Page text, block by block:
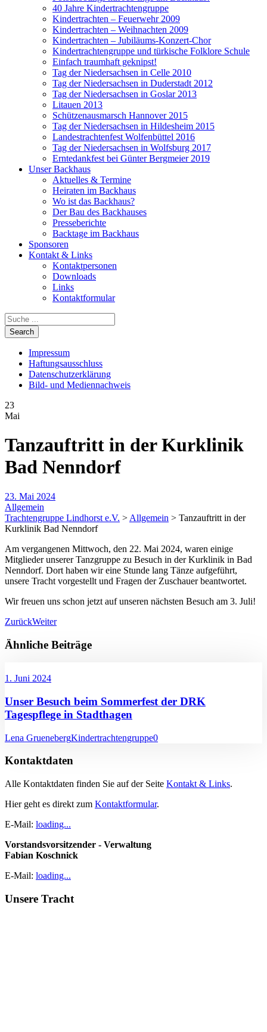
40 Jahre Kindertrachtengruppe
Kindertrachten – Feuerwehr 2009
Kindertrachten – Weihnachten 2009
Kindertrachten – Jubiläums-Konzert-Chor
Kindertrachtengruppe und türkische Folklore Schule
Einfach traumhaft geknipst!
Tag der Niedersachsen in Celle 2010
Tag der Niedersachsen in Duderstadt 2012
Tag der Niedersachsen in Goslar 2013
Litauen 2013
Schützenausmarsch Hannover 2015
Tag der Niedersachsen in Hildesheim 2015
Landestrachtenfest Wolfenbüttel 2016
Tag der Niedersachsen in Wolfsburg 2017
Erntedankfest bei Günter Bergmeier 2019
Unser Backhaus
Aktuelles & Termine
Heiraten im Backhaus
Wo ist das Backhaus?
Der Bau des Backhauses
Presseberichte
Backtage im Backhaus
Sponsoren
Kontakt & Links
Kontaktpersonen
Downloads
Links
Kontaktformular
Impressum
Haftungsausschluss
Datenschutzerklärung
Bild- und Mediennachweis
23
Mai
Tanzauftritt in der Kurklinik
Bad Nenndorf
23. Mai 2024
Allgemein
Trachtengruppe Lindhorst e.V. > Allgemein > Tanzauftritt in der
Kurklinik Bad Nenndorf
Am vergangenen Mittwoch, den 22. Mai 2024, waren einige
Mitglieder unserer Tanzgruppe zu Besuch in der Kurklinik in Bad
Nenndorf. Dort haben wir eine Stunde lang Tänze aufgeführt,
unsere Tracht vorgestellt und Fragen der Zuschauer beantwortet.
Wir freuen uns schon jetzt auf unseren nächsten Besuch am 3. Juli!
ZurückWeiter
Ähnliche Beiträge
1. Juni 2024
Unser Besuch beim Sommerfest der DRK
Tagespflege in Stadthagen
Lena GruenebergKindertrachtengruppe0
Kontaktdaten
Alle Kontaktdaten finden Sie auf der Seite Kontakt & Links.
Hier geht es direkt zum Kontaktformular.
E-Mail: loading...
Vorstandsvorsitzender - Verwaltung
Fabian Koschnick
E-Mail: loading...
Unsere Tracht